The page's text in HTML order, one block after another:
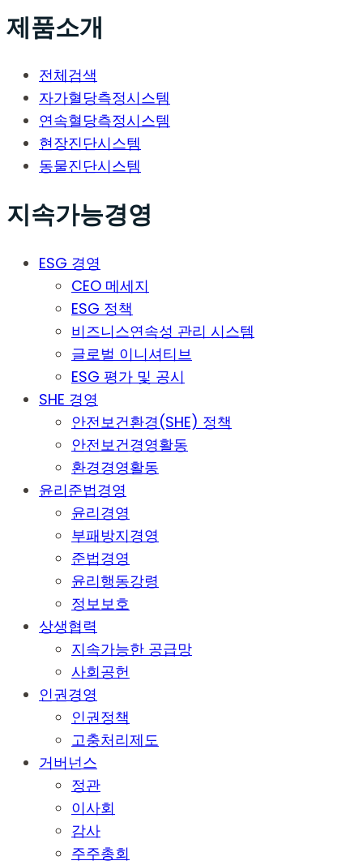
제품소개
전체검색
자가혈당측정시스템
연속혈당측정시스템
현장진단시스템
동물진단시스템
지속가능경영
ESG 경영
CEO 메세지
ESG 정책
비즈니스연속성 관리 시스템
글로벌 이니셔티브
ESG 평가 및 공시
SHE 경영
안전보건환경(SHE) 정책
안전보건경영활동
환경경영활동
윤리준법경영
윤리경영
부패방지경영
준법경영
윤리행동강령
정보보호
상생협력
지속가능한 공급망
사회공헌
인권경영
인권정책
고충처리제도
거버넌스
정관
이사회
감사
주주총회